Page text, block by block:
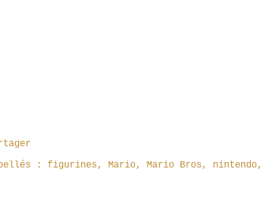
:
figurines Mario Mario Bros nintendo